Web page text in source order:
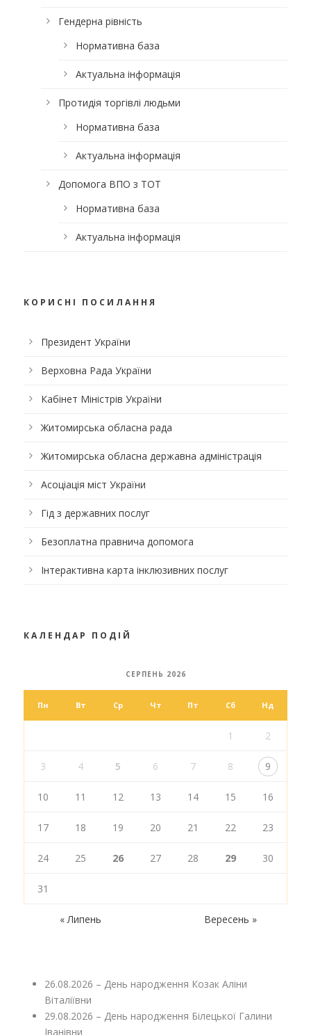
Гендерна рівність
Нормативна база
Актуальна інформація
Протидія торгівлі людьми
Нормативна база
Актуальна інформація
Допомога ВПО з ТОТ
Нормативна база
Актуальна інформація
КОРИСНІ ПОСИЛАННЯ
Президент України
Верховна Рада України
Кабінет Міністрів України
Житомирська обласна рада
Житомирська обласна державна адміністрація
Асоціація міст України
Гід з державних послуг
Безоплатна правнича допомога
Інтерактивна карта інклюзивних послуг
КАЛЕНДАР ПОДІЙ
СЕРПЕНЬ 2026
Пн Вт Ср Чт Пт Сб Нд
1 2
3 4 5 6 7 8 9
10 11 12 13 14 15 16
17 18 19 20 21 22 23
24 25 26 27 28 29 30
31
« Липень Вересень »
26.08.2026 – День народження Козак Аліни
Віталіївни
29.08.2026 – День народження Білецької Галини
Іванівни